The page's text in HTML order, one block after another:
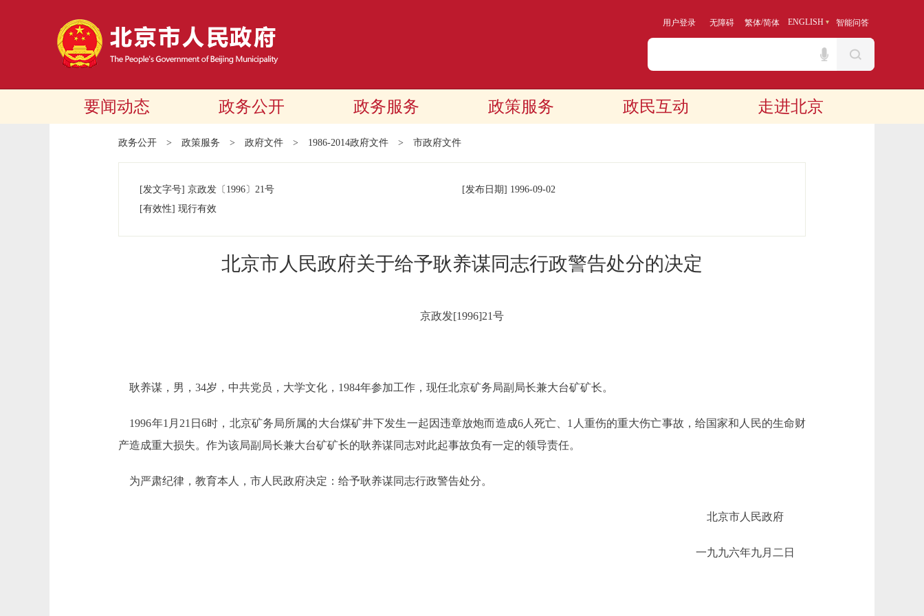
用户登录 无障碍 繁体/简体 ENGLISH 智能问答
要闻动态 政务公开 政务服务 政策服务 政民互动 走进北京
政务公开 > 政策服务 > 政府文件 > 1986-2014政府文件 > 市政府文件
[发文字号] 京政发 〔1996〕 21号 [发布日期] 1996-09-02
[有效性] 现行有效
北京市人民政府关于给予耿养谋同志行政警告处分的决定
京政发[1996]21号
耿养谋，男，34岁，中共党员，大学文化，1984年参加工作，现任北京矿务局副局长兼大台矿矿长。
1996年1月21日6时，北京矿务局所属的大台煤矿井下发生一起因违章放炮而造成6人死亡、1人重伤的重大伤亡事故，给国家和人民的生命财
产造成重大损失。作为该局副局长兼大台矿矿长的耿养谋同志对此起事故负有一定的领导责任。
为严肃纪律，教育本人，市人民政府决定：给予耿养谋同志行政警告处分。
北京市人民政府
一九九六年九月二日